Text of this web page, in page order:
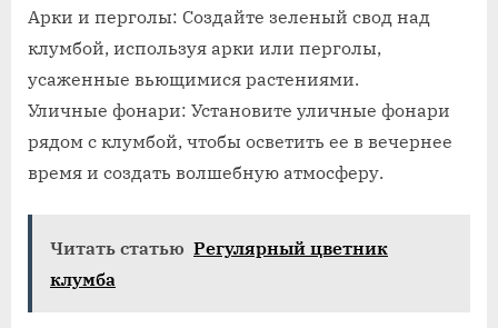
Арки и перголы: Создайте зеленый свод над
клумбой, используя арки или перголы,
усаженные вьющимися растениями.
Уличные фонари: Установите уличные фонари
рядом с клумбой, чтобы осветить ее в вечернее
время и создать волшебную атмосферу.
Читать статью Регулярный цветник
клумба